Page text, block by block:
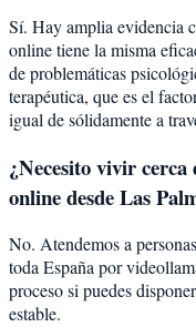
Sí. Hay amplia evidencia
online tiene la misma
de problemáticas
terapéutica, que es el
igual de sólidamente a
¿Necesito vivir
online desde Las
No. Atendemos a
toda España por
proceso si puedes
estable.